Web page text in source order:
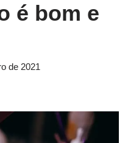
é bom e
de 2021